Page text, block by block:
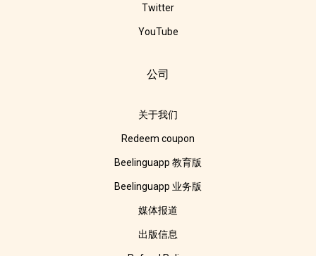
Twitter
YouTube
公司
关于我们
Redeem coupon
Beelinguapp 教育版
Beelinguapp 业务版
媒体报道
出版信息